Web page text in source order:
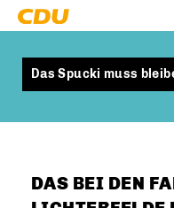
Das Spucki muss
DAS BEI DEN